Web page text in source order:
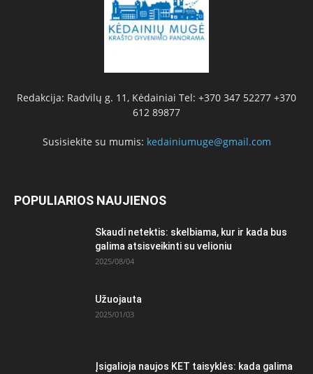
Redakcija: Radvilų g. 11, Kėdainiai Tel: +370 347 52277 +370
612 89877
Susisiekite su mumis: kedainiumuge@gmail.com
POPULIARIOS NAUJIENOS
Skaudi netektis: skelbiama, kur ir kada bus
galima atsisveikinti su velioniu
2025/08/04
Užuojauta
2025/01/03
Įsigalioja naujos KET taisyklės: kada galima